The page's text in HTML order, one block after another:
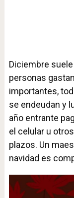
Diciembre
personas
importantes,
se endeudan y
año entrante
el celular u
plazos. Un
navidad es